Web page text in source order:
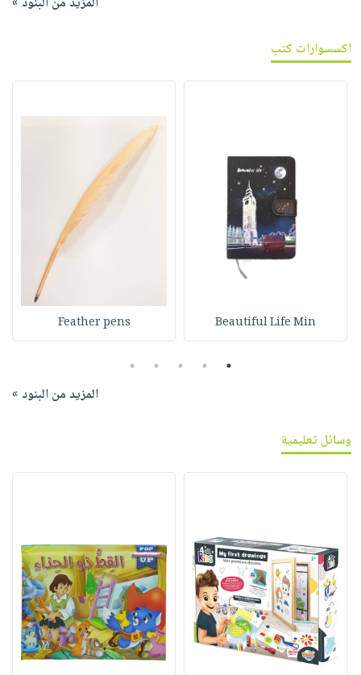
اكسسوارات كتب
Beautiful Life Min
Feather pens
1
2
3
4
5
المزيد من البنود »
وسائل تعليمية